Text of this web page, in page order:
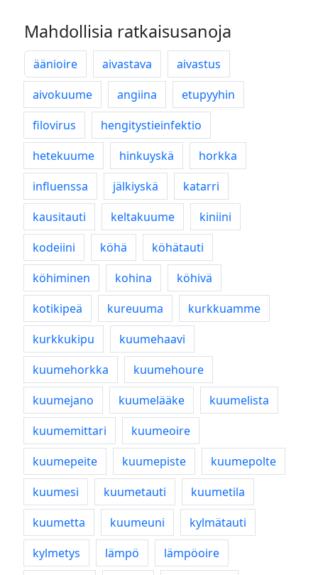
Mahdollisia ratkaisusanoja
äänioire aivastava
aivastus
aivokuume
angiina
etupyyhin
filovirus
hengitystieinfektio
hetekuume
hinkuyskä
horkka
influenssa
jälkiyskä
katarri
kausitauti
keltakuume
kiniini
kodeiini
köhä
köhätauti
köhiminen
kohina
köhivä
kotikipeä
kureuuma
kurkkuamme
kurkkukipu
kuumehaavi
kuumehorkka
kuumehoure
kuumejano
kuumelääke
kuumelista
kuumemittari
kuumeoire
kuumepeite
kuumepiste
kuumepolte
kuumesi
kuumetauti
kuumetila
kuumetta
kuumeuni
kylmätauti
kylmetys
lämpö
lämpöoire